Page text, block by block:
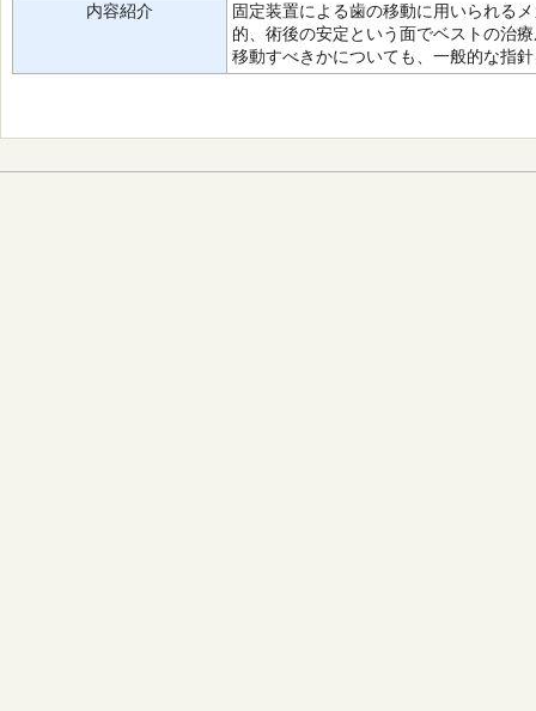
内容紹介
固定装置による歯の移動に用いられる
的、術後の安定という面でベストの治
移動すべきかについても、一般的な指